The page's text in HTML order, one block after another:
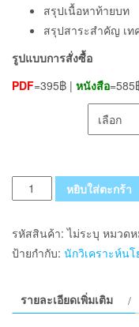
สรุปเนื้อหาท้ายบท
สรุปสาระสำคัญ เ
รูปแบบการสั่งซื้อ
PDF=395฿ | หนังสือ=585
จำนวน
แนว
นัก
และ
หยิบใส่ตะกร้า
รหัสสินค้า:ไม่ระบุ หมวด
ป้ายกำกับ: นักวิเคราะห์น
รายละเอียดเพิ่มเติม